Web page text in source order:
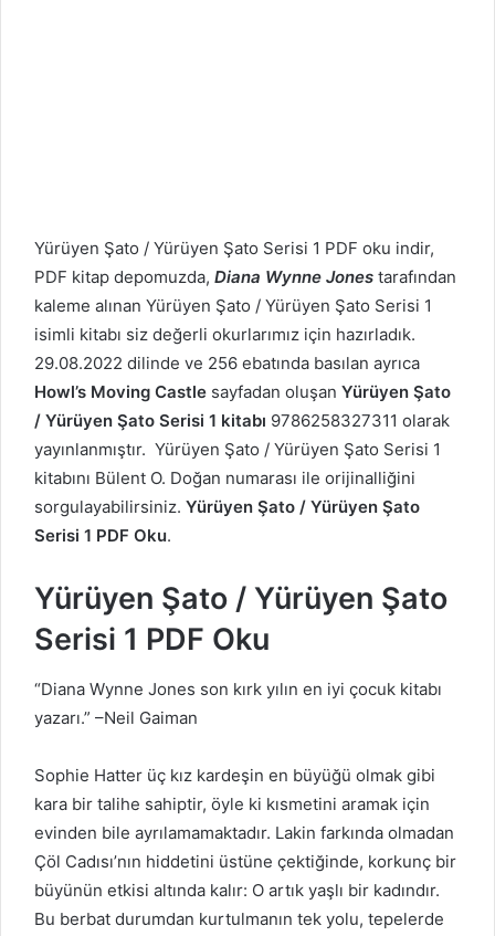
Yürüyen Şato / Yürüyen Şato Serisi 1 PDF oku indir,
PDF kitap depomuzda, Diana Wynne Jones tarafından
kaleme alınan Yürüyen Şato / Yürüyen Şato Serisi 1
isimli kitabı siz değerli okurlarımız için hazırladık.
29.08.2022 dilinde ve 256 ebatında basılan ayrıca
Howl’s Moving Castle sayfadan oluşan Yürüyen Şato
/ Yürüyen Şato Serisi 1 kitabı 9786258327311 olarak
yayınlanmıştır. Yürüyen Şato / Yürüyen Şato Serisi 1
kitabını Bülent O. Doğan numarası ile orijinalliğini
sorgulayabilirsiniz. Yürüyen Şato / Yürüyen Şato
Serisi 1 PDF Oku.
Yürüyen Şato / Yürüyen Şato
Serisi 1 PDF Oku
“Diana Wynne Jones son kırk yılın en iyi çocuk kitabı
yazarı.” –Neil Gaiman
Sophie Hatter üç kız kardeşin en büyüğü olmak gibi
kara bir talihe sahiptir, öyle ki kısmetini aramak için
evinden bile ayrılamamaktadır. Lakin farkında olmadan
Çöl Cadısı’nın hiddetini üstüne çektiğinde, korkunç bir
büyünün etkisi altında kalır: O artık yaşlı bir kadındır.
Bu berbat durumdan kurtulmanın tek yolu, tepelerde